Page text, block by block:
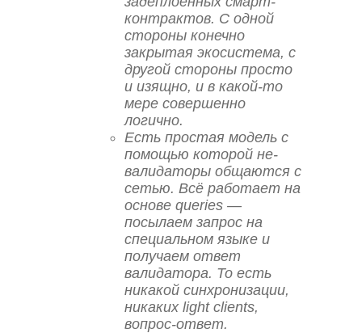
контрактов. С одной
стороны конечно
закрытая экосистема, с
другой стороны просто
и изящно, и в какой-то
мере совершенно
логично.
Есть простая модель с
помощью которой не-
валидаторы общаются с
сетью. Всё работает на
основе queries —
посылаем запрос на
специальном языке и
получаем ответ
валидатора. То есть
никакой синхронизации,
никаких light clients,
вопрос-ответ.